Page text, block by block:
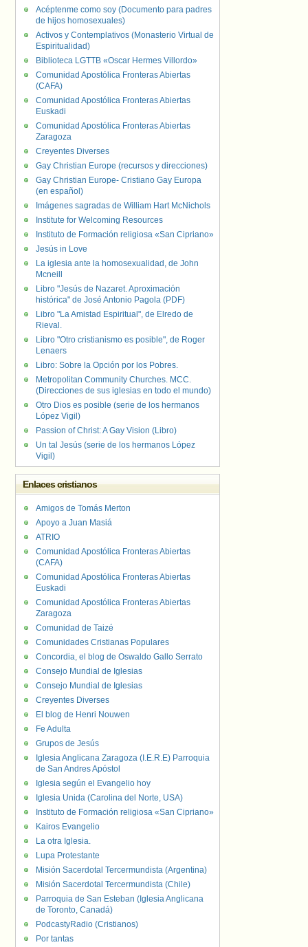
Acéptenme como soy (Documento para padres
de hijos homosexuales)
Activos y Contemplativos (Monasterio Virtual de
Espiritualidad)
Biblioteca LGTTB «Oscar Hermes Villordo»
Comunidad Apostólica Fronteras Abiertas
(CAFA)
Comunidad Apostólica Fronteras Abiertas
Euskadi
Comunidad Apostólica Fronteras Abiertas
Zaragoza
Creyentes Diverses
Gay Christian Europe (recursos y direcciones)
Gay Christian Europe- Cristiano Gay Europa
(en español)
Imágenes sagradas de William Hart McNichols
Institute for Welcoming Resources
Instituto de Formación religiosa «San Cipriano»
Jesús in Love
La iglesia ante la homosexualidad, de John
Mcneill
Libro "Jesús de Nazaret. Aproximación
histórica" de José Antonio Pagola (PDF)
Libro "La Amistad Espiritual", de Elredo de
Rieval.
Libro "Otro cristianismo es posible", de Roger
Lenaers
Libro: Sobre la Opción por los Pobres.
Metropolitan Community Churches. MCC.
(Direcciones de sus iglesias en todo el mundo)
Otro Dios es posible (serie de los hermanos
López Vigil)
Passion of Christ: A Gay Vision (Libro)
Un tal Jesús (serie de los hermanos López
Vigil)
Enlaces cristianos
Amigos de Tomás Merton
Apoyo a Juan Masiá
ATRIO
Comunidad Apostólica Fronteras Abiertas
(CAFA)
Comunidad Apostólica Fronteras Abiertas
Euskadi
Comunidad Apostólica Fronteras Abiertas
Zaragoza
Comunidad de Taizé
Comunidades Cristianas Populares
Concordia, el blog de Oswaldo Gallo Serrato
Consejo Mundial de Iglesias
Consejo Mundial de Iglesias
Creyentes Diverses
El blog de Henri Nouwen
Fe Adulta
Grupos de Jesús
Iglesia Anglicana Zaragoza (I.E.R.E) Parroquia
de San Andres Apóstol
Iglesia según el Evangelio hoy
Iglesia Unida (Carolina del Norte, USA)
Instituto de Formación religiosa «San Cipriano»
Kairos Evangelio
La otra Iglesia.
Lupa Protestante
Misión Sacerdotal Tercermundista (Argentina)
Misión Sacerdotal Tercermundista (Chile)
Parroquia de San Esteban (Iglesia Anglicana
de Toronto, Canadá)
PodcastyRadio (Cristianos)
Por tantas